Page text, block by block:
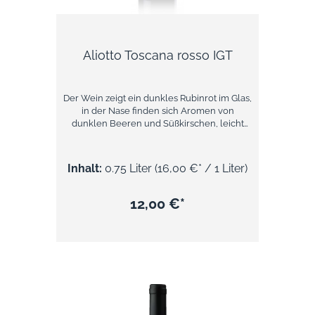
Aliotto Toscana rosso IGT
Der Wein zeigt ein dunkles Rubinrot im Glas,
in der Nase finden sich Aromen von
dunklen Beeren und Süßkirschen, leicht
Aliotto reifte 12 Monate im Barrique und
mindestens 4 Monate in der Flasche. Dieser
Speisen und Gelegenheiten wo man gerne
eine Flasche Rotwein öffnet.Über Lunelli
Wärme, kalkhaltige Böden und kühle
Inhalt: 0.75 Liter (16,00 €* / 1 Liter)
12,00 €*